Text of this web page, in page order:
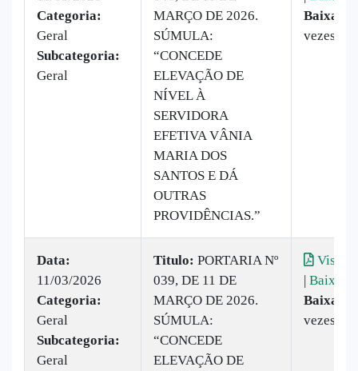
Categoria:
Geral
Subcategoria:
Geral
MARÇO DE 2026.
SÚMULA:
“CONCEDE
ELEVAÇÃO DE
NÍVEL À
SERVIDORA
EFETIVA VÂNIA
MARIA DOS
SANTOS E DÁ
OUTRAS
PROVIDÊNCIAS.”
Baixado:
vezes
Data:
11/03/2026
Categoria:
Geral
Subcategoria:
Geral
Titulo: PORTARIA Nº
039, DE 11 DE
MARÇO DE 2026.
SÚMULA:
“CONCEDE
ELEVAÇÃO DE
| Baixar
Baixado:
vezes